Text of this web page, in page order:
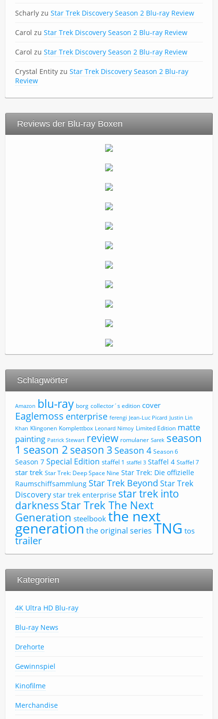
Scharly zu Star Trek Discovery Season 2 Blu-ray Review
Carol zu Star Trek Discovery Season 2 Blu-ray Review
Carol zu Star Trek Discovery Season 2 Blu-ray Review
Crystal Entity zu Star Trek Discovery Season 2 Blu-ray
Review
Reviews der Blu-ray Boxen
Schlagwörter
Amazon blu-ray borg collector´s edition cover
Eaglemoss enterprise ferengi Jean-Luc Picard Justin Lin
Khan Klingonen Komplettbox Leonard Nimoy Limited Edition matte
painting Patrick Stewart review romulaner Sarek season
1 season 2 season 3 Season 4 Season 6
Season 7 Special Edition staffel 1 staffel 3 Staffel 4 Staffel 7
star trek Star Trek: Deep Space Nine Star Trek: Die offizielle
Raumschiffsammlung Star Trek Beyond Star Trek
Discovery star trek enterprise star trek into
darkness Star Trek The Next
Generation steelbook the next
generation the original series TNG tos
trailer
Kategorien
4K Ultra HD Blu-ray
Blu-ray News
Drehorte
Gewinnspiel
Kinofilme
Merchandise